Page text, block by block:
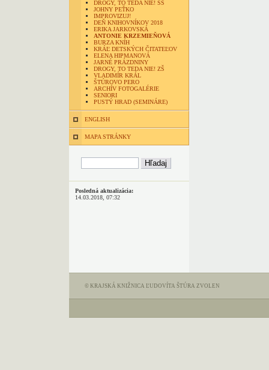
DROGY, TO TEDA NIE! SŠ
JOHNY PEŤKO
IMPROVIZUJ!
DEŇ KNIHOVNÍKOV 2018
ERIKA JARKOVSKÁ
ANTONIE KRZEMIEŇOVÁ
BURZA KNÍH
KRÁĽ DETSKÝCH ČITATEĽOV
ELENA HIPMANOVÁ
JARNÉ PRÁZDNINY
DROGY, TO TEDA NIE! ZŠ
VLADIMÍR KRÁL
ŠTÚROVO PERO
ARCHÍV FOTOGALÉRIE
SENIORI
PUSTÝ HRAD (SEMINÁRE)
ENGLISH
MAPA STRÁNKY
Posledná aktualizácia:
14.03.2018, 07:32
© KRAJSKÁ KNIŽNICA ĽUDOVÍTA ŠTÚRA ZVOLEN